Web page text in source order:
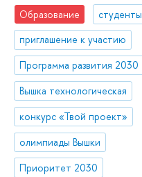
Образование
студенты
приглашение к участию
Программа развития 2030
Вышка технологическая
конкурс «Твой проект»
олимпиады Вышки
Приоритет 2030